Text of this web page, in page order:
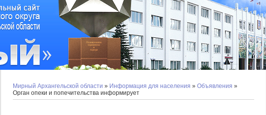
Мирный Архангельской области » Информация для населения » Объявления »
Орган опеки и попечительства информирует